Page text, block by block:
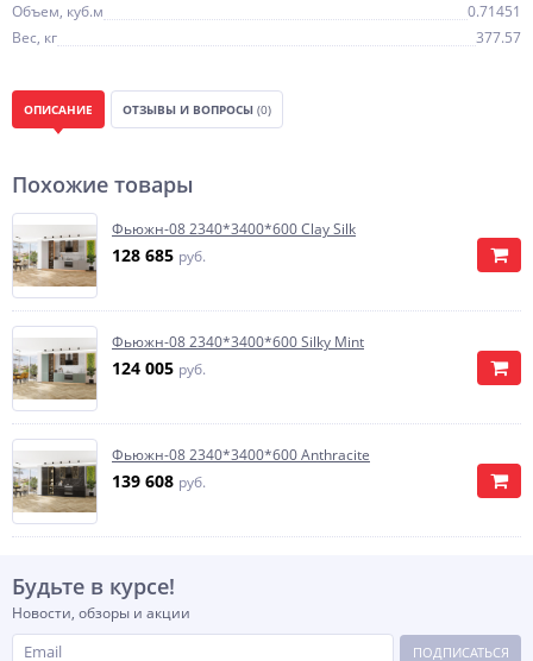
Объем, куб.м
0.71451
Вес, кг
377.57
ОПИСАНИЕ ОТЗЫВЫ И ВОПРОСЫ (0)
Похожие товары
Фьюжн-08 2340*3400*600 Clay Silk
128 685 руб.
Фьюжн-08 2340*3400*600 Silky Mint
124 005 руб.
Фьюжн-08 2340*3400*600 Anthracite
139 608 руб.
Будьте в курсе!
Новости, обзоры и акции
ПОДПИСАТЬСЯ